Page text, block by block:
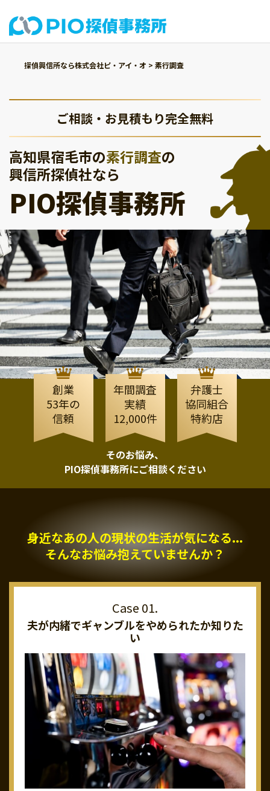
探偵興信所なら株式会社ピ・アイ・オ > 素行調査
ご相談・お見積もり完全無料
高知県宿毛市の素行調査の
興信所探偵社なら
PIO探偵事務所
創業
53年の
信頼
年間調査
実績
12,000件
弁護士
協同組合
特約店
そのお悩み、
PIO探偵事務所にご相談ください
身近なあの人の現状の生活が気になる...
そんなお悩み抱えていませんか？
夫が内緒でギャンブルをやめられたか知りた
い